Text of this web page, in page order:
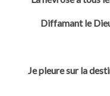
Diffamant le
Je pleure sur la